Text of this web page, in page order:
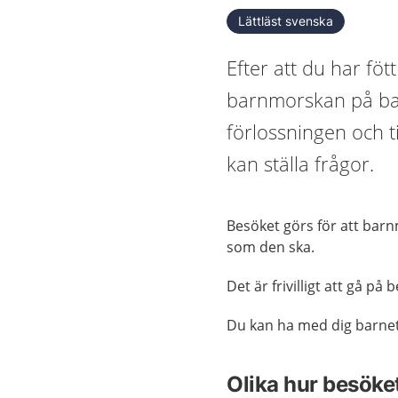
Lättläst svenska
Efter att du har
barnmorskan på
förlossningen och
kan ställa frågor.
Besöket görs för att
som den ska.
Det är frivilligt att gå på
Du kan ha med dig
Olika hur